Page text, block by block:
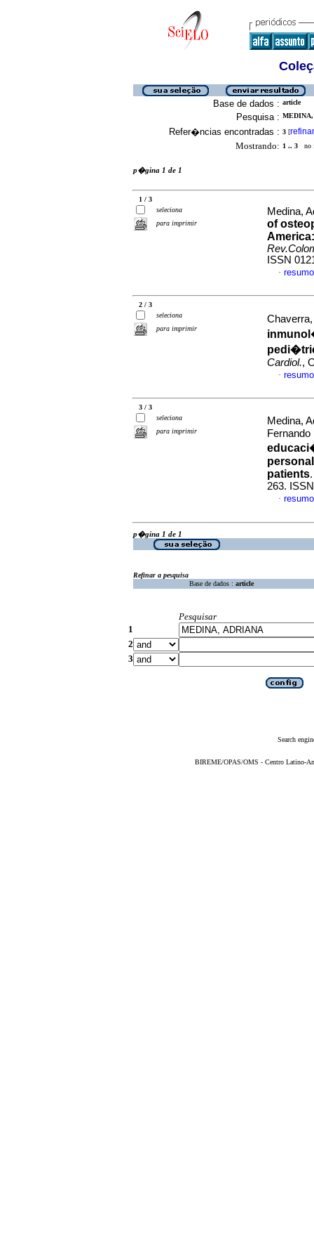
Base de dados : article
Pesquisa :
Refer�ncias encontradas : 3 [refinar
Mostrando: 1 .. 3 no
p�gina 1 de 1
1 / 3
seleciona
para imprimir
Medina,
of
ISSN
·
2 / 3
seleciona
para imprimir
Cardiol.,
·
3 / 3
seleciona
para imprimir
Medina,
Fernando
patients
263.
·
p�gina 1 de 1
Refinar a pesquisa
Base de dados : article
Pesquisar
1
2
3
Search
BIREME/OPAS/OMS - Centro Latino-